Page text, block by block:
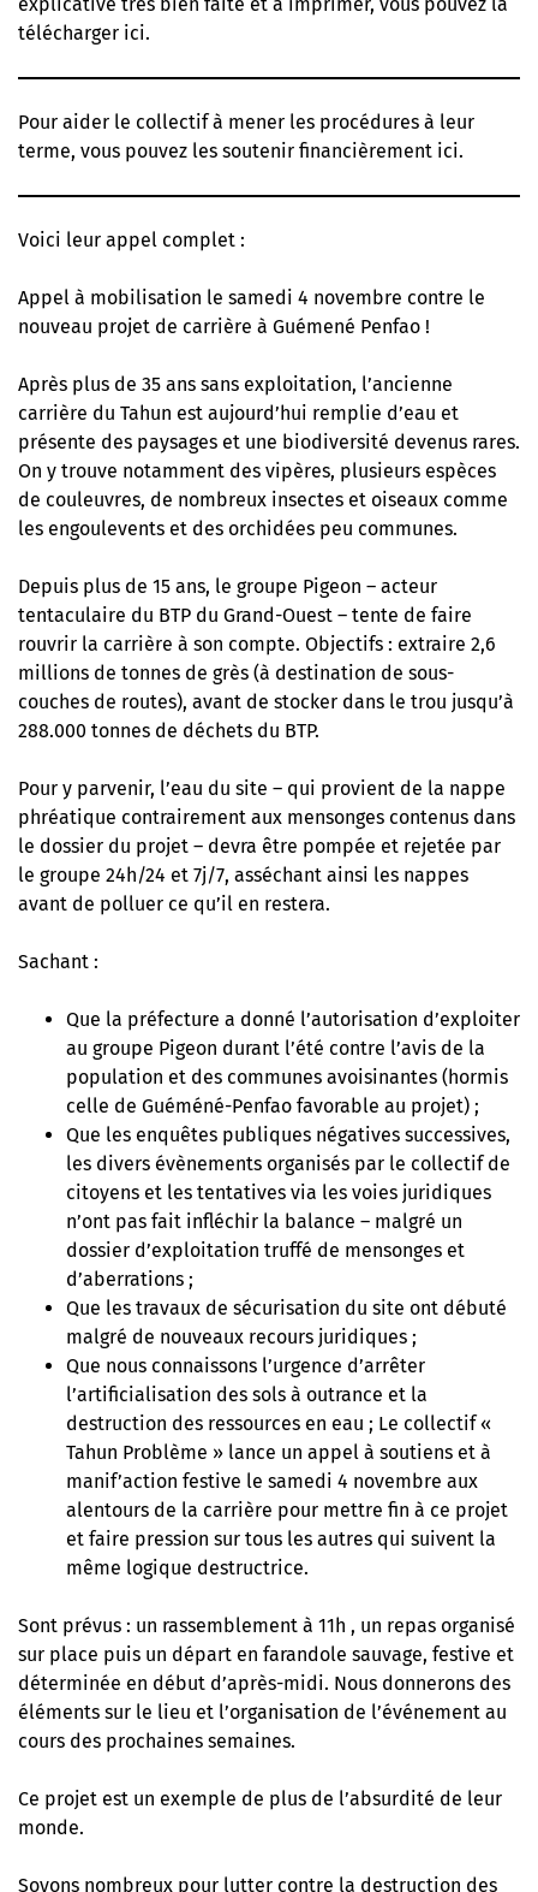
télécharger ici.
Pour aider le collectif à mener les procédures à leur
terme, vous pouvez les soutenir financièrement ici.
Voici leur appel complet :
Appel à mobilisation le samedi 4 novembre contre le
nouveau projet de carrière à Guémené Penfao !
Après plus de 35 ans sans exploitation, l’ancienne
carrière du Tahun est aujourd’hui remplie d’eau et
présente des paysages et une biodiversité devenus rares.
On y trouve notamment des vipères, plusieurs espèces
de couleuvres, de nombreux insectes et oiseaux comme
les engoulevents et des orchidées peu communes.
Depuis plus de 15 ans, le groupe Pigeon – acteur
tentaculaire du BTP du Grand-Ouest – tente de faire
rouvrir la carrière à son compte. Objectifs : extraire 2,6
millions de tonnes de grès (à destination de sous-
couches de routes), avant de stocker dans le trou jusqu’à
288.000 tonnes de déchets du BTP.
Pour y parvenir, l’eau du site – qui provient de la nappe
phréatique contrairement aux mensonges contenus dans
le dossier du projet – devra être pompée et rejetée par
le groupe 24h/24 et 7j/7, asséchant ainsi les nappes
avant de polluer ce qu’il en restera.
Sachant :
Que la préfecture a donné l’autorisation d’exploiter
au groupe Pigeon durant l’été contre l’avis de la
population et des communes avoisinantes (hormis
celle de Guéméné-Penfao favorable au projet) ;
Que les enquêtes publiques négatives successives,
les divers évènements organisés par le collectif de
citoyens et les tentatives via les voies juridiques
n’ont pas fait infléchir la balance – malgré un
dossier d’exploitation truffé de mensonges et
d’aberrations ;
Que les travaux de sécurisation du site ont débuté
malgré de nouveaux recours juridiques ;
Que nous connaissons l’urgence d’arrêter
l’artificialisation des sols à outrance et la
destruction des ressources en eau ; Le collectif «
Tahun Problème » lance un appel à soutiens et à
manif’action festive le samedi 4 novembre aux
alentours de la carrière pour mettre fin à ce projet
et faire pression sur tous les autres qui suivent la
même logique destructrice.
Sont prévus : un rassemblement à 11h , un repas organisé
sur place puis un départ en farandole sauvage, festive et
déterminée en début d’après-midi. Nous donnerons des
éléments sur le lieu et l’organisation de l’événement au
cours des prochaines semaines.
Ce projet est un exemple de plus de l’absurdité de leur
monde.
Soyons nombreux pour lutter contre la destruction des